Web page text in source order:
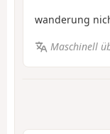
wanderung
Maschinell